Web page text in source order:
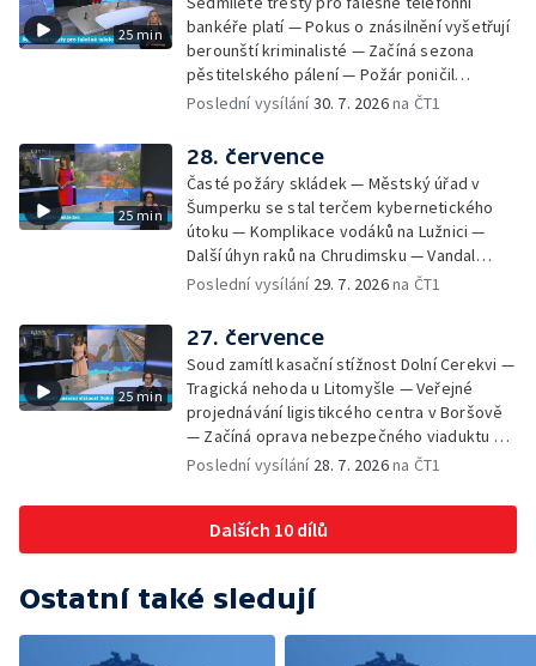
Zájem o obytné vozy roste — Praha má
novou servisní loď — Vidická samoobslužná
prodejna si na provoz vydělá — U jezera
Most začíná festival Let It Roll — Vyvrcholil
bouřkový neboli jelení úplněk — Kanoistka
25 min
bankéře platí — Pokus o znásilnění vyšetřují
berounští kriminalisté — Začíná sezona
pěstitelského pálení — Požár poničil
historickou vilu Marta v Písku — Končí Letní
odpad — Nedostatek vody na Hracholuskách
— Příprava nového plavebního stupně v
Děčíně — Biokoridor pro užovku stromovou
— Záchrana liblického vysílače — První
koncert Diany Ross v Česku — Výroba
obrněných vozidel CV90 — Biokoridor pod
vedením vysokého napětí
Poslední vysílání30. 7. 2026na ČT1
25 min
28. července
Časté požáry skládek — Městský úřad v
Šumperku se stal terčem kybernetického
útoku — Komplikace vodáků na Lužnici —
Další úhyn raků na Chrudimsku — Vandal
poškodil okna na Ještědu — Lvice Elza má
defibrilátorů — 194 km/h po dálnici D6 —
Problém s likvidací kadmia — Vězni na
Frýdlantsku čistí koryto potoka — Antikolizní
systém tramvají Škoda 40T — Praha má šanci
na rekordní turistickou sezonu — Začíná
festival PernštejnLove v Pardubicích — Jelen
albín na Litoměřicku — Čeští vědci se
Poslední vysílání 29. 7. 2026na ČT1
25 min
27. července
Soud zamítl kasační stížnost Dolní Cerekvi —
Tragická nehoda u Litomyšle — Veřejné
projednávání ligistikcého centra v Boršově
— Začíná oprava nebezpečného viaduktu v
Klatovech — Pražská koalice o zásahu na
na Českolipsku — Úřednice na pachatele
napojená nebyla — Nižší zájem o Novou
zelenou úsporám — Problémy řidičů v
lesa u Velhartic — Další rozsáhlý lesní požár
Náchodsku — Znovuotevření rozhledny na
Poslední vysílání 28. 7. 2026na ČT1
Dalších 10 dílů
Ostatní také sledují